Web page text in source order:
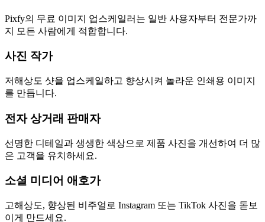
Pixfy의 무료 이미지 업스케일러는 일반 사용자부터 전문가까
지 모든 사람에게 적합합니다.
사진 작가
저해상도 샷을 업스케일하고 향상시켜 놀라운 인쇄용 이미지
를 만듭니다.
전자 상거래 판매자
선명한 디테일과 생생한 색상으로 제품 사진을 개선하여 더 많
은 고객을 유치하세요.
소셜 미디어 애호가
고해상도, 향상된 비주얼로 Instagram 또는 TikTok 사진을 돋보
이게 만드세요.